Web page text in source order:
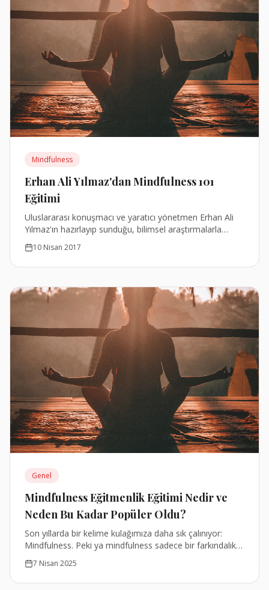
Mindfulness
Erhan Ali Yılmaz'dan Mindfulness 101
Eğitimi
Uluslararası konuşmacı ve yaratıcı yönetmen Erhan Ali
Yılmaz'ın hazırlayıp sunduğu, bilimsel araştırmalarla
kanıtlanmış verilere dayanan zihinsel fitness programı.
10 Nisan 2017
Genel
Mindfulness Eğitmenlik Eğitimi Nedir ve
Neden Bu Kadar Popüler Oldu?
Son yıllarda bir kelime kulağımıza daha sık çalınıyor:
Mindfulness. Peki ya mindfulness sadece bir farkındalık
hali değilse? Ya bir yaşam biçimi, bir yaklaşım, hatta bir
meslekse?
7 Nisan 2025